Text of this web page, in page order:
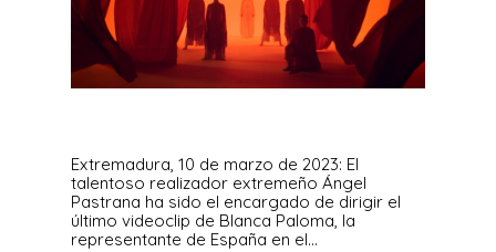
Extremadura, 10 de marzo de 2023: El
talentoso realizador extremeño Ángel
Pastrana ha sido el encargado de dirigir el
último videoclip de Blanca Paloma, la
representante de España en el…